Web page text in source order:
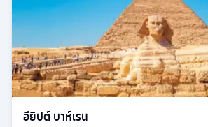
อียิปต์ บาห์เรน